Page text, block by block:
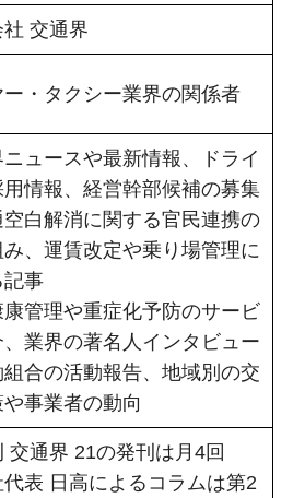
交通界
・タクシー業界の関係者
ニュースや最新情報、ドライ
情報、経営幹部候補の募集
空白解消に関する官民連携の
、運賃改定や乗り場管理に
記事
康管理や重症化予防のサービ
、業界の著名人インタビュー
組合の活動報告、地域別の交
事業者の動向
交通界 21の発刊は月4回
代表 日高によるコラムは第2